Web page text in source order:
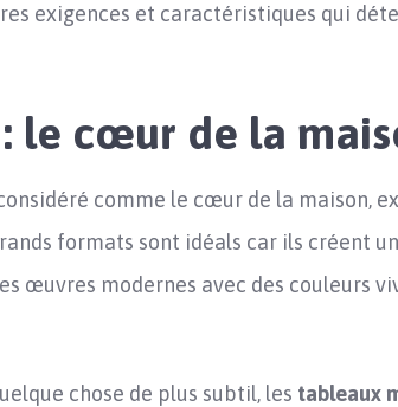
exigences et caractéristiques qui
le cœur de la
comme le cœur de la maison,
formats sont idéals car ils créent
œuvres modernes avec des couleurs
chose de plus subtil, les tableaux